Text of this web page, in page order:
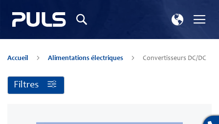
Choisir
une
Accueil Alimentations électriques Convertisseurs DC/DC
Filtres